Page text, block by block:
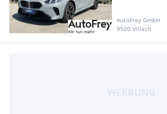
AutoFrey GmbH
9500 Villach